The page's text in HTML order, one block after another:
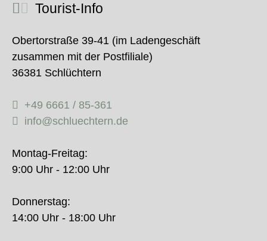
Tourist-Info
Obertorstraße 39-41 (im Ladengeschäft
zusammen mit der Postfiliale)
36381 Schlüchtern
+49 6661 / 85-361
info@schluechtern.de
Montag-Freitag:
9:00 Uhr - 12:00 Uhr
Donnerstag:
14:00 Uhr - 18:00 Uhr